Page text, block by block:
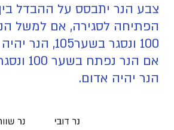
צבע הנר יתבסס על ההבדל
הפתיחה לסגירה, אם למשל
100 ונסגר בשער105, הנר יהיה ירוק.
הנר יהיה אדום.